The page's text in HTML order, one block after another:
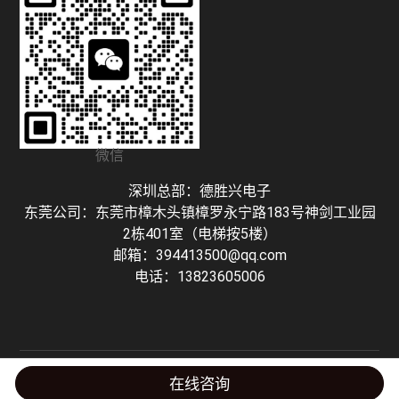
微信
深圳总部：德胜兴电子
东莞公司：东莞市樟木头镇樟罗永宁路183号神剑工业园
2栋401室（电梯按5楼）
邮箱：394413500@qq.com
电话：13823605006
Copyright © 深圳市德胜兴电子有限公司 粤ICP备16127298号-1 技术支持：
Honhoo Tech
在线咨询